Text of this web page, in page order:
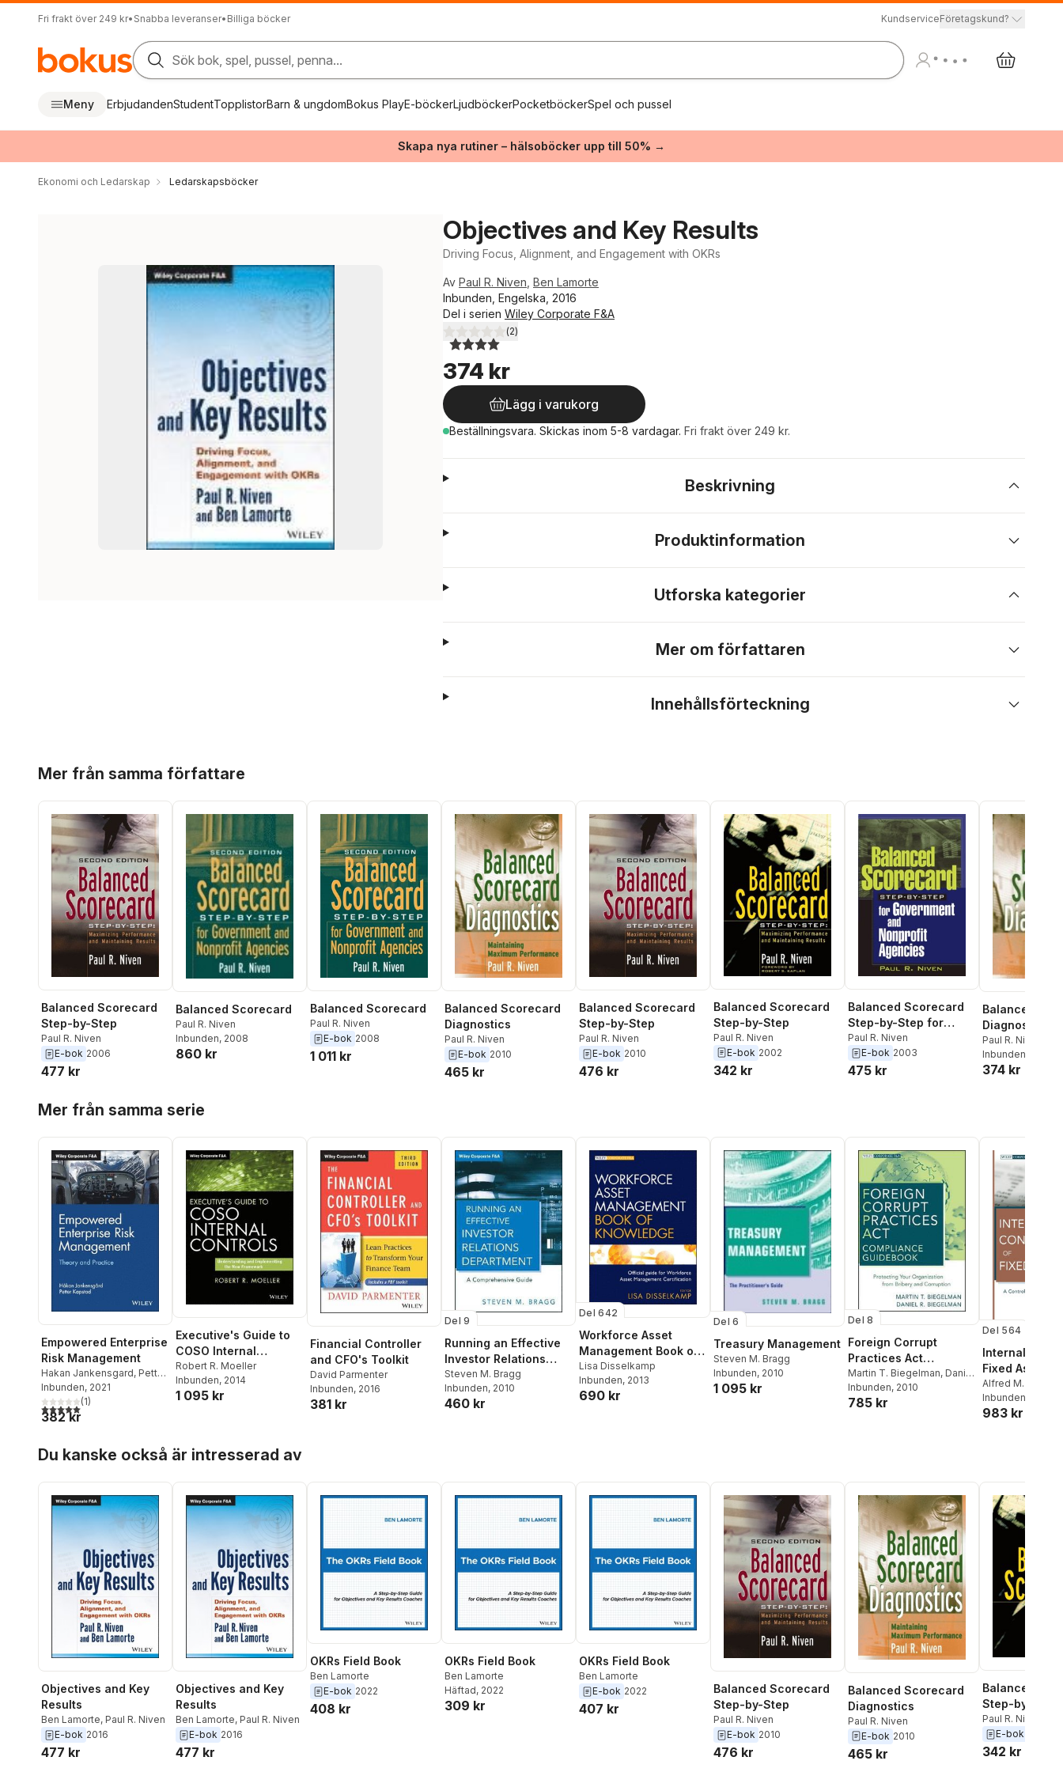
Fri frakt över 249 kr• Snabba leveranser• Billiga böcker KundserviceFöretagskund?
Sök bok, spel, pussel, penna...
Meny ErbjudandenStudentTopplistorBarn & ungdomBokus PlayE-böckerLjudböckerPocketböckerSpel och pussel
Skapa nya rutiner – hälsoböcker upp till 50% →
Ekonomi och Ledarskap Ledarskapsböcker
Objectives and Key Results
Driving Focus, Alignment, and Engagement with OKRs
Av Paul R. Niven Ben Lamorte
Inbunden, Engelska, 2016
Del i serien Wiley Corporate F&A
4,0utav 5 stjärnor. Totalt antal röster:
(2)
374 kr
Lägg i varukorg
Beställningsvara. Skickas inom 5-8 vardagar. Fri frakt över 249 kr.
Beskrivning
Produktinformation
Utforska kategorier
Mer om författaren
Innehållsförteckning
Mer från samma författare
Balanced Scorecard
Step-by-Step
Paul R. Niven
E-bok 2006
477 kr
Balanced Scorecard
Paul R. Niven
Inbunden, 2008
860 kr
Balanced Scorecard
Paul R. Niven
E-bok 2008
1 011 kr
Balanced Scorecard
Diagnostics
Paul R. Niven
E-bok 2010
465 kr
Balanced Scorecard
Step-by-Step
Paul R. Niven
E-bok 2010
476 kr
Balanced Scorecard
Step-by-Step
Paul R. Niven
E-bok 2002
342 kr
Balanced Scorecard
Step-by-Step for
Government and
Nonprofit Agencies
Paul R. Niven
E-bok 2003
475 kr
Balanced
Diagnostics
Paul R. Niven
Inbunden
374 kr
Mer från samma serie
Empowered Enterprise
Risk Management
Hakan Jankensgard, Petter
Kapstad
Inbunden, 2021
5,0utav 5 stjärnor. Totalt antal röster:
(1)
382 kr
Executive's Guide to
COSO Internal
Controls
Robert R. Moeller
Inbunden, 2014
1 095 kr
Financial Controller
and CFO's Toolkit
David Parmenter
Inbunden, 2016
381 kr
Del 9
Running an Effective
Investor Relations
Department
Steven M. Bragg
Inbunden, 2010
460 kr
Del 642
Workforce Asset
Management Book of
Knowledge
Lisa Disselkamp
Inbunden, 2013
690 kr
Del 6
Treasury Management
Steven M. Bragg
Inbunden, 2010
1 095 kr
Del 8
Foreign Corrupt
Practices Act
Compliance
Guidebook
Martin T. Biegelman, Daniel
R. Biegelman
Inbunden, 2010
785 kr
Del 564
Internal
Fixed Assets
Alfred M. King
Inbunden
983 kr
Du kanske också är intresserad av
Objectives and Key
Results
Ben Lamorte, Paul R. Niven
E-bok 2016
477 kr
Objectives and Key
Results
Ben Lamorte, Paul R. Niven
E-bok 2016
477 kr
OKRs Field Book
Ben Lamorte
E-bok 2022
408 kr
OKRs Field Book
Ben Lamorte
Häftad, 2022
309 kr
OKRs Field Book
Ben Lamorte
E-bok 2022
407 kr
Balanced Scorecard
Step-by-Step
Paul R. Niven
E-bok 2010
476 kr
Balanced Scorecard
Diagnostics
Paul R. Niven
E-bok 2010
465 kr
Balanced
Step-by-Step
Paul R. Niven
E-bok
342 kr